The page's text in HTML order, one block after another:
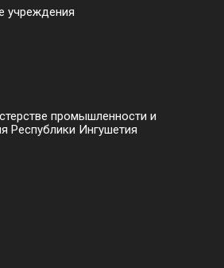
учреждения
промышленности и
Республики Ингушетия